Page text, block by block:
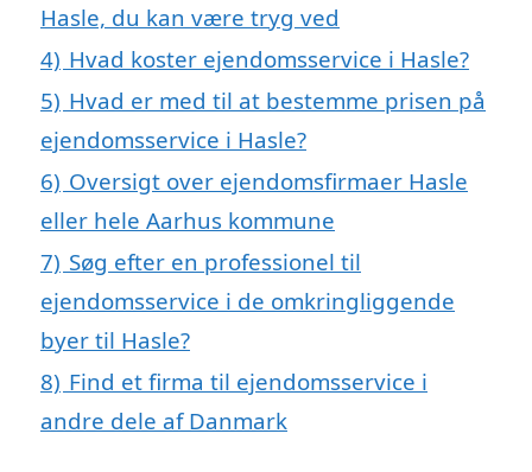
Hasle, du kan være tryg ved
4) Hvad koster ejendomsservice i Hasle?
5) Hvad er med til at bestemme prisen på
ejendomsservice i Hasle?
6) Oversigt over ejendomsfirmaer Hasle
eller hele Aarhus kommune
7) Søg efter en professionel til
ejendomsservice i de omkringliggende
byer til Hasle?
8) Find et firma til ejendomsservice i
andre dele af Danmark